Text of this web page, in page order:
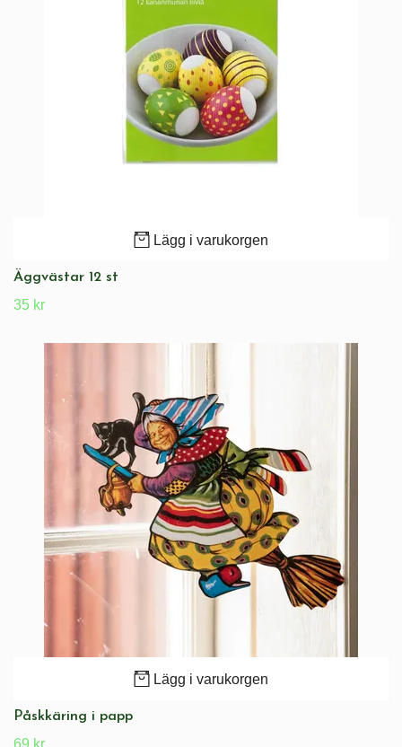
Lägg i varukorgen
Äggvästar 12 st
35 kr
Lägg i varukorgen
Påskkäring i papp
69 kr